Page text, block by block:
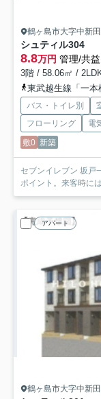
鶴ヶ島市大字中新田
シュティル304
8.8万円 管理/共
3階 / 58.06㎡ /
東武越生線「一
バス・トイレ別
フローリング
電
敷0 新築
セブンイレブン 坂戸
ポイント。来客時に
アパート
鶴ヶ島市大字中新田